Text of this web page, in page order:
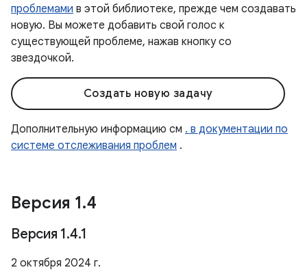
проблемами в этой библиотеке, прежде чем создавать
новую. Вы можете добавить свой голос к
существующей проблеме, нажав кнопку со
звездочкой.
Создать новую задачу
Дополнительную информацию см . в документации по
системе отслеживания проблем .
Версия 1.4
Версия 1.4.1
2 октября 2024 г.